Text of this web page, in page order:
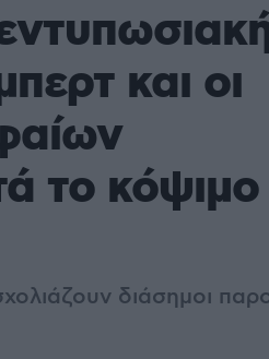
και οι
το κόψιμο
διάσημοι